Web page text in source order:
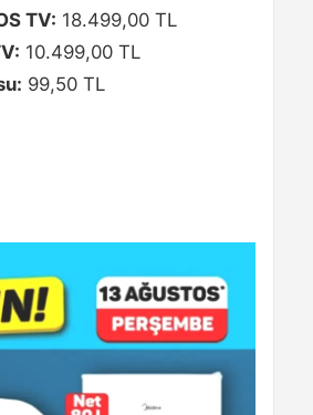
TV: 18.499,00 TL
10.499,00 TL
99,50 TL